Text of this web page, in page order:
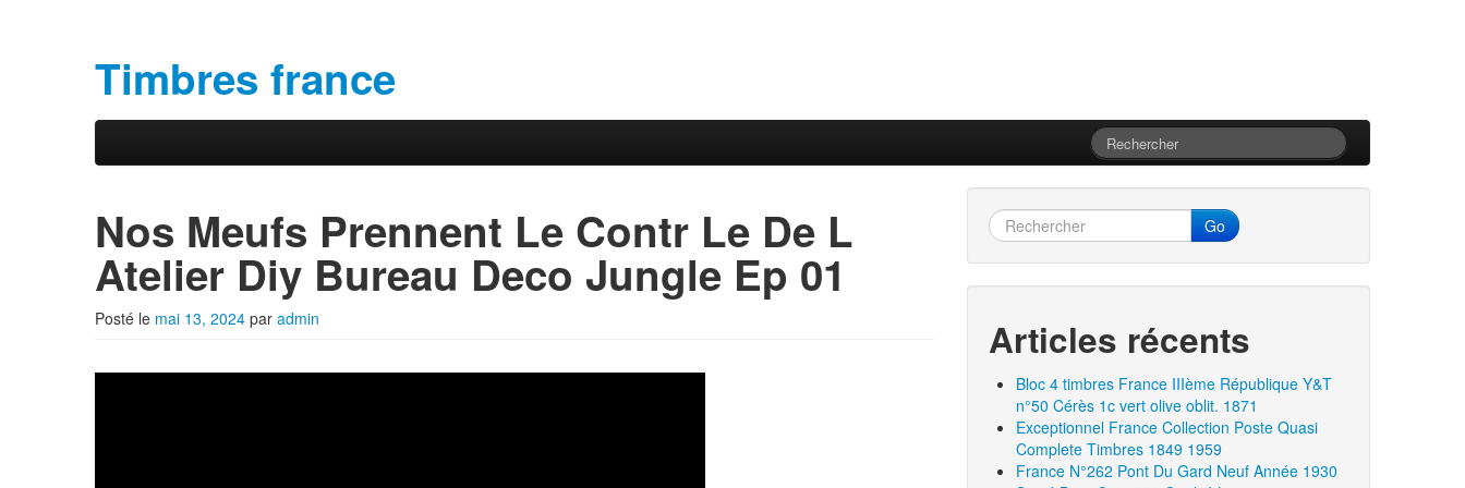
Timbres france
Menu principal
Nos Meufs Prennent Le Contr Le De L
Atelier Diy Bureau Deco Jungle Ep 01
Posté le mai 13, 2024 par admin
Go
Articles récents
Bloc 4 timbres France IIIème République Y&T
n°50 Cérès 1c vert olive oblit. 1871
Exceptionnel France Collection Poste Quasi
Complete Timbres 1849 1959
France N°262 Pont Du Gard Neuf Année 1930